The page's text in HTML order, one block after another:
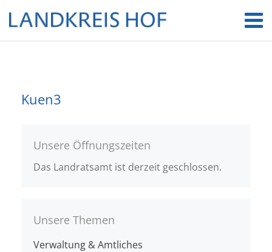
Kuen3
Unsere Öffnungszeiten
Das Landratsamt ist derzeit geschlossen.
Unsere Themen
Verwaltung & Amtliches